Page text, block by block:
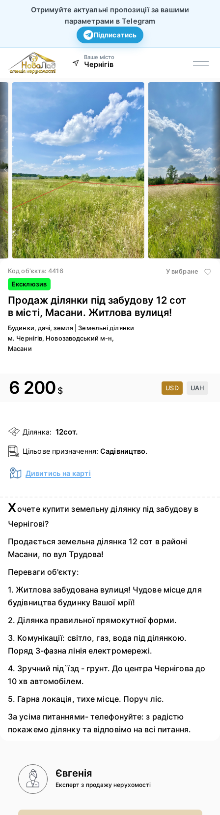
Отримуйте актуальні пропозиції за вашими
параметрами в Telegram
Підписатись
Ваше місто
Чернігів
Код об'єкта: 4416
У вибране
Ексклюзив
Продаж ділянки під забудову 12 сот
в місті, Масани. Житлова вулиця!
Будинки, дачі, земля
Земельні ділянки
м. Чернігів, Новозаводський м-н,
Масани
6 200 $ USD UAH
Ділянка: 12сот.
Цільове призначення:Садівництво.
Дивитись на карті
Хочете купити земельну ділянку під забудову в
Чернігові?
Продається земельна ділянка 12 сот в районі
Масани, по вул Трудова!
Переваги об'єкту:
1. Житлова забудована вулиця! Чудове місце для
будівництва будинку Вашої мрії!
2. Ділянка правильної прямокутної форми.
3. Комунікації: світло, газ, вода під ділянкою.
Поряд 3-фазна лінія електромережі.
4. Зручний під`їзд - грунт. До центра Чернігова до
10 хв автомобілем.
5. Гарна локація, тихе місце. Поруч ліс.
За усіма питаннями- телефонуйте: з радістю
покажемо ділянку та відповімо на всі питання.
Євгенія
Експерт з продажу нерухомості